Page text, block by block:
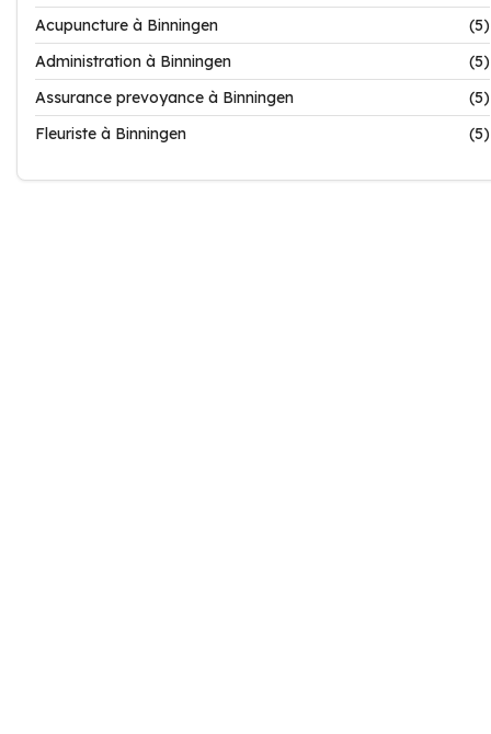
Acupuncture à Binningen
(5)
Administration à Binningen
(5)
Assurance prevoyance à Binningen
(5)
Fleuriste à Binningen
(5)